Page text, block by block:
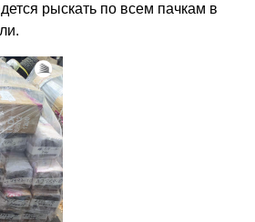
рыскать по всем пачкам в